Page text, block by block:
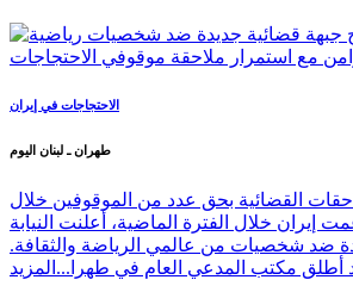
الاحتجاجات في إيران
طهران ـ لبنان اليوم
القضائية بحق عدد من الموقوفين خلال
إيران خلال الفترة الماضية، أعلنت النيابة
ضد شخصيات من عالمي الرياضة والثقافة.
أطلق مكتب المدعي العام في طهرا... المزيد